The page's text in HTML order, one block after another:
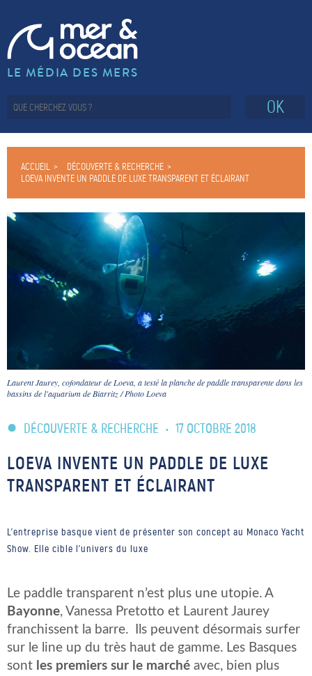
LE MÉDIA DES MERS
OK
ACCUEIL
DÉCOUVERTE & RECHERCHE
LOEVA INVENTE UN PADDLE DE LUXE TRANSPARENT ET ÉCLAIRANT
Laurent Jaurey, cofondateur de Loeva, a testé la planche de paddle transparente dans les
bassins de l'aquarium de Biarritz / Photo Loeva
DÉCOUVERTE & RECHERCHE • 17 OCTOBRE 2018
LOEVA INVENTE UN PADDLE DE LUXE
TRANSPARENT ET ÉCLAIRANT
L'entreprise basque vient de présenter son concept au Monaco Yacht
Show. Elle cible l'univers du luxe
Le paddle transparent n’est plus une utopie. A
Bayonne, Vanessa Pretotto et Laurent Jaurey
franchissent la barre. Ils peuvent désormais surfer
sur le line up du très haut de gamme. Les Basques
sont les premiers sur le marché avec, bien plus